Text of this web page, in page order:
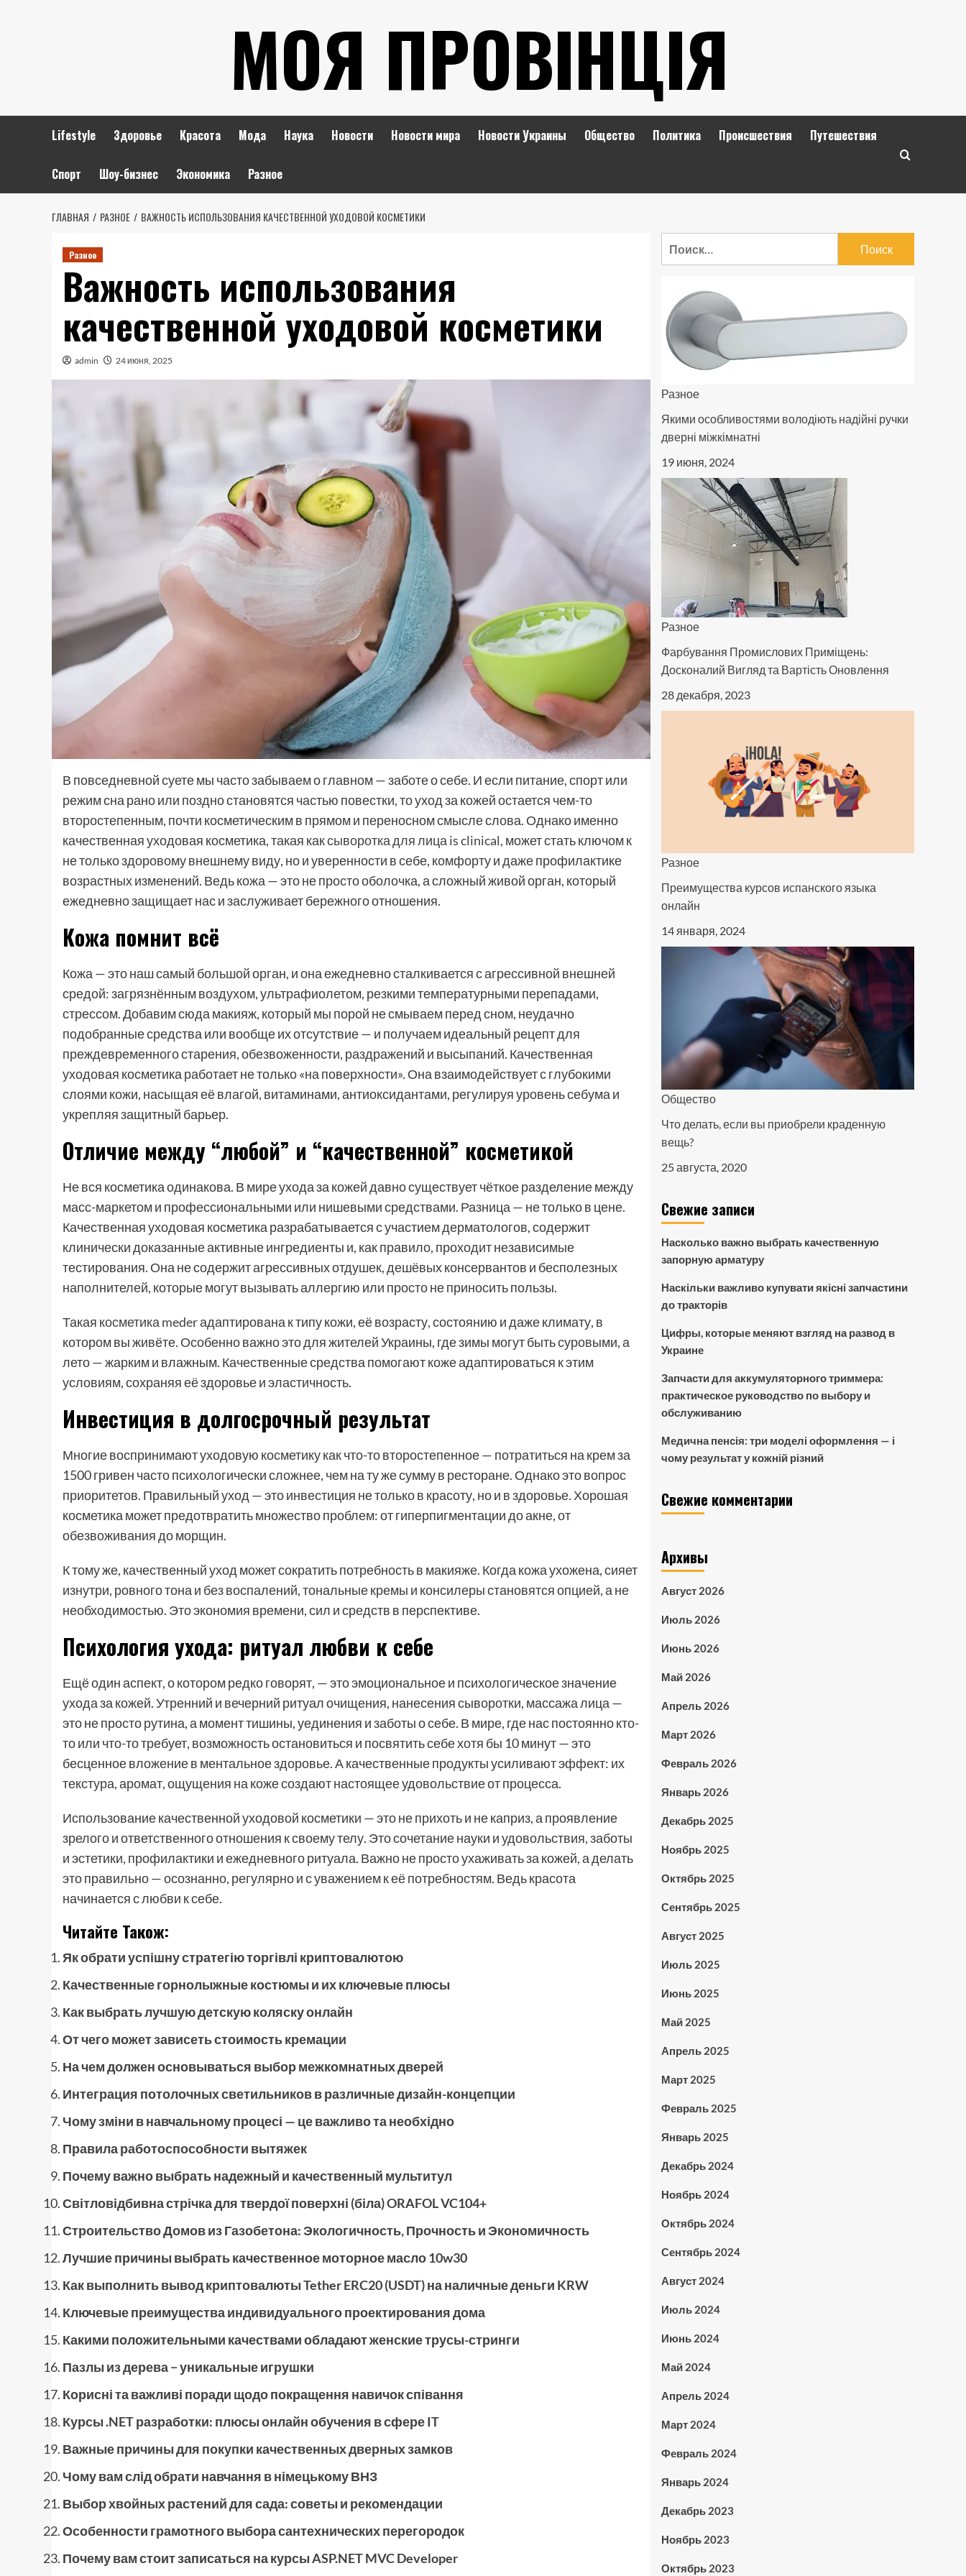
МОЯ ПРОВІНЦІЯ
Lifestyle Здоровье Красота Мода Наука Новости Новости мира Новости Украины Общество Политика Происшествия Путешествия
Спорт Шоу-бизнес Экономика Разное
ГЛАВНАЯ РАЗНОЕ ВАЖНОСТЬ ИСПОЛЬЗОВАНИЯ КАЧЕСТВЕННОЙ УХОДОВОЙ КОСМЕТИКИ
Разное
Важность использования
качественной уходовой косметики
admin 24 июня, 2025
В повседневной суете мы часто забываем о главном — заботе о себе. И если питание, спорт или
режим сна рано или поздно становятся частью повестки, то уход за кожей остается чем-то
второстепенным, почти косметическим в прямом и переносном смысле слова. Однако именно
качественная уходовая косметика, такая каксыворотка для лица is clinical, может стать ключом к
не только здоровому внешнему виду, но и уверенности в себе, комфорту и даже профилактике
возрастных изменений. Ведь кожа — это не просто оболочка, а сложный живой орган, который
ежедневно защищает нас и заслуживает бережного отношения.
Кожа помнит всё
Кожа — это наш самый большой орган, и она ежедневно сталкивается с агрессивной внешней
средой: загрязнённым воздухом, ультрафиолетом, резкими температурными перепадами,
стрессом. Добавим сюда макияж, который мы порой не смываем перед сном, неудачно
подобранные средства или вообще их отсутствие — и получаем идеальный рецепт для
преждевременного старения, обезвоженности, раздражений и высыпаний. Качественная
уходовая косметика работает не только «на поверхности». Она взаимодействует с глубокими
слоями кожи, насыщая её влагой, витаминами, антиоксидантами, регулируя уровень себума и
укрепляя защитный барьер.
Отличие между “любой” и “качественной” косметикой
Не вся косметика одинакова. В мире ухода за кожей давно существует чёткое разделение между
масс-маркетом и профессиональными или нишевыми средствами. Разница — не только в цене.
Качественная уходовая косметика разрабатывается с участием дерматологов, содержит
клинически доказанные активные ингредиенты и, как правило, проходит независимые
тестирования. Она не содержит агрессивных отдушек, дешёвых консервантов и бесполезных
наполнителей, которые могут вызывать аллергию или просто не приносить пользы.
Такая косметика mederадаптирована к типу кожи, её возрасту, состоянию и даже климату, в
котором вы живёте. Особенно важно это для жителей Украины, где зимы могут быть суровыми, а
лето — жарким и влажным. Качественные средства помогают коже адаптироваться к этим
условиям, сохраняя её здоровье и эластичность.
Инвестиция в долгосрочный результат
Многие воспринимают уходовую косметику как что-то второстепенное — потратиться на крем за
1500 гривен часто психологически сложнее, чем на ту же сумму в ресторане. Однако это вопрос
приоритетов. Правильный уход — это инвестиция не только в красоту, но и в здоровье. Хорошая
косметика может предотвратить множество проблем: от гиперпигментации до акне, от
обезвоживания до морщин.
К тому же, качественный уход может сократить потребность в макияже. Когда кожа ухожена, сияет
изнутри, ровного тона и без воспалений, тональные кремы и консилеры становятся опцией, а не
необходимостью. Это экономия времени, сил и средств в перспективе.
Психология ухода: ритуал любви к себе
Ещё один аспект, о котором редко говорят, — это эмоциональное и психологическое значение
ухода за кожей. Утренний и вечерний ритуал очищения, нанесения сыворотки, массажа лица —
это не просто рутина, а момент тишины, уединения и заботы о себе. В мире, где нас постоянно кто-
то или что-то требует, возможность остановиться и посвятить себе хотя бы 10 минут — это
бесценное вложение в ментальное здоровье. А качественные продукты усиливают эффект: их
текстура, аромат, ощущения на коже создают настоящее удовольствие от процесса.
Использование качественной уходовой косметики — это не прихоть и не каприз, а проявление
зрелого и ответственного отношения к своему телу. Это сочетание науки и удовольствия, заботы
и эстетики, профилактики и ежедневного ритуала. Важно не просто ухаживать за кожей, а делать
это правильно — осознанно, регулярно и с уважением к её потребностям. Ведь красота
начинается с любви к себе.
Читайте Також:
Як обрати успішну стратегію торгівлі криптовалютою
Качественные горнолыжные костюмы и их ключевые плюсы
Как выбрать лучшую детскую коляску онлайн
От чего может зависеть стоимость кремации
На чем должен основываться выбор межкомнатных дверей
Интеграция потолочных светильников в различные дизайн-концепции
Чому зміни в навчальному процесі — це важливо та необхідно
Правила работоспособности вытяжек
Почему важно выбрать надежный и качественный мультитул
Світловідбивна стрічка для твердої поверхні (біла) ORAFOL VC104+
Строительство Домов из Газобетона: Экологичность, Прочность и Экономичность
Лучшие причины выбрать качественное моторное масло 10w30
Как выполнить вывод криптовалюты Tether ERC20 (USDT) на наличные деньги KRW
Ключевые преимущества индивидуального проектирования дома
Какими положительными качествами обладают женские трусы-стринги
Пазлы из дерева − уникальные игрушки
Корисні та важливі поради щодо покращення навичок співання
Курсы .NET разработки: плюсы онлайн обучения в сфере IT
Важные причины для покупки качественных дверных замков
Чому вам слід обрати навчання в німецькому ВНЗ
Выбор хвойных растений для сада: советы и рекомендации
Особенности грамотного выбора сантехнических перегородок
Почему вам стоит записаться на курсы ASP.NET MVC Developer
Разное
Якими особливостями володіють надійні ручки
дверні міжкімнатні
19 июня, 2024
Разное
Фарбування Промислових Приміщень:
Досконалий Вигляд та Вартість Оновлення
28 декабря, 2023
Разное
Преимущества курсов испанского языка
онлайн
14 января, 2024
Общество
Что делать, если вы приобрели краденную
вещь?
25 августа, 2020
Свежие записи
Насколько важно выбрать качественную
запорную арматуру
Наскільки важливо купувати якісні запчастини
до тракторів
Цифры, которые меняют взгляд на развод в
Украине
Запчасти для аккумуляторного триммера:
практическое руководство по выбору и
обслуживанию
Медична пенсія: три моделі оформлення — і
чому результат у кожній різний
Свежие комментарии
Архивы
Август 2026
Июль 2026
Июнь 2026
Май 2026
Апрель 2026
Март 2026
Февраль 2026
Январь 2026
Декабрь 2025
Ноябрь 2025
Октябрь 2025
Сентябрь 2025
Август 2025
Июль 2025
Июнь 2025
Май 2025
Апрель 2025
Март 2025
Февраль 2025
Январь 2025
Декабрь 2024
Ноябрь 2024
Октябрь 2024
Сентябрь 2024
Август 2024
Июль 2024
Июнь 2024
Май 2024
Апрель 2024
Март 2024
Февраль 2024
Январь 2024
Декабрь 2023
Ноябрь 2023
Октябрь 2023